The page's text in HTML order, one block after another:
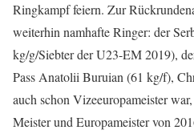
Ringkampf feiern. Zur
weiterhin namhafte Ringer: der
kg/g/Siebter der U23-EM 2019),
Pass Anatolii Buruian (61 kg/f),
auch schon Vizeeuropameister
Meister und Europameister von